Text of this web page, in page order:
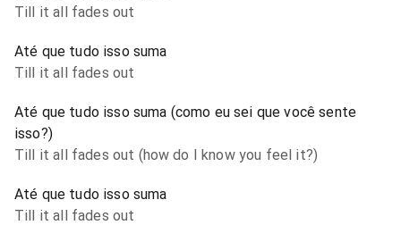
Till it all fades out
Até que tudo isso suma
Till it all fades out
Até que tudo isso suma (como eu sei que você sente
isso?)
Till it all fades out (how do I know you feel it?)
Até que tudo isso suma
Till it all fades out